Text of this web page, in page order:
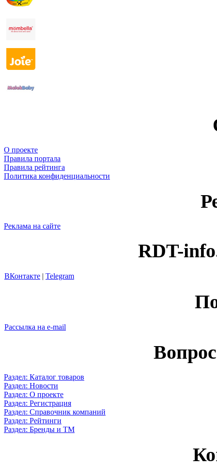
О проекте
Правила портала
Правила рейтинга
Политика конфиденциальности
Реклама на сайте
RDT-
ВКонтакте | Telegram
Рассылка на e-mail
Раздел: Каталог товаров
Раздел: Новости
Раздел: О проекте
Раздел: Регистрация
Раздел: Справочник компаний
Раздел: Рейтинги
Раздел: Бренды и ТМ